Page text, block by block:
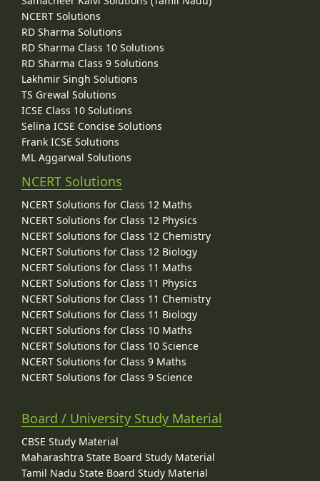
NCERT Solutions
RD Sharma Solutions
RD Sharma Class 10 Solutions
RD Sharma Class 9 Solutions
Lakhmir Singh Solutions
TS Grewal Solutions
ICSE Class 10 Solutions
Selina ICSE Concise Solutions
Frank ICSE Solutions
ML Aggarwal Solutions
NCERT Solutions
NCERT Solutions for Class 12 Maths
NCERT Solutions for Class 12 Physics
NCERT Solutions for Class 12 Chemistry
NCERT Solutions for Class 12 Biology
NCERT Solutions for Class 11 Maths
NCERT Solutions for Class 11 Physics
NCERT Solutions for Class 11 Chemistry
NCERT Solutions for Class 11 Biology
NCERT Solutions for Class 10 Maths
NCERT Solutions for Class 10 Science
NCERT Solutions for Class 9 Maths
NCERT Solutions for Class 9 Science
Board / University Study Material
CBSE Study Material
Maharashtra State Board Study Material
Tamil Nadu State Board Study Material